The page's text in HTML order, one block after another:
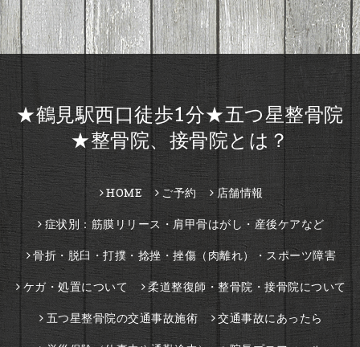
★鶴見駅西口徒歩1分★五つ星整骨院
★整骨院、接骨院とは？
HOME ご予約 店舗情報
症状別：筋膜リリース・肩甲骨はがし・産後ケアなど
骨折・脱臼・打撲・捻挫・挫傷（肉離れ）・スポーツ障害
ケガ・処置について 柔道整復師・整骨院・接骨院について
五つ星整骨院の交通事故施術 交通事故にあったら